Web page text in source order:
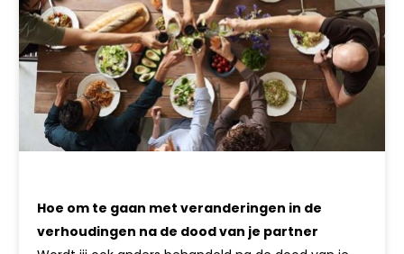
Hoe om te gaan met veranderingen in de
verhoudingen na de dood van je partner